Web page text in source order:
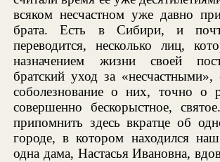
всяком несчастном уже давно
брата. Есть в Сибири, и
переводится, несколько лиц,
назначением жизни своей
братский уход за «несчастными»,
соболезнование о них, точно о
совершенно бескорыстное,
припомнить здесь вкратце об
городе, в котором находился
одна дама, Настасья Ивановна,